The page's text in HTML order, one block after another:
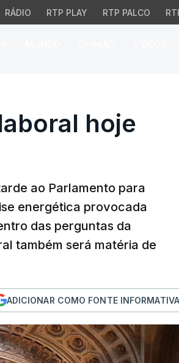
RÁDIO RTP PLAY RTP PALCO
hoje no
hoje
ao Parlamento para
energética provocada
das perguntas da
também será matéria de
ADICIONAR COMO FONTE INFORMATIVA